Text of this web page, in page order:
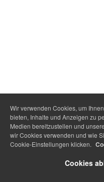
Wir verwenden Cookies, um
bieten, Inhalte und Anzeigen zu
Medien bereitzustellen und
wir Cookies verwenden und wie
Cookie-Einstellungen klicken.
Cookies